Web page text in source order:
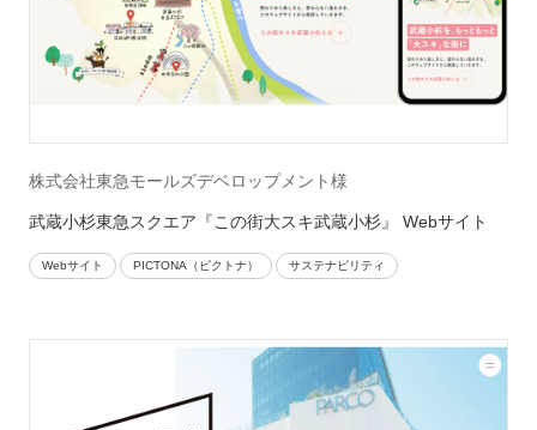
株式会社東急モールズデベロップメント様
武蔵小杉東急スクエア『この街大スキ武蔵小杉』 Webサイト
Webサイト PICTONA（ピクトナ） サステナビリティ